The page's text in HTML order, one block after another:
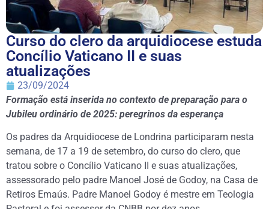
Curso do clero da arquidiocese estuda
Concílio Vaticano II e suas
atualizações
23/09/2024
Formação está inserida no contexto de preparação para o
Jubileu ordinário de 2025: peregrinos da esperança
Os padres da Arquidiocese de Londrina participaram nesta
semana, de 17 a 19 de setembro, do curso do clero, que
tratou sobre o Concílio Vaticano II e suas atualizações,
assessorado pelo padre Manoel José de Godoy, na Casa de
Retiros Emaús. Padre Manoel Godoy é mestre em Teologia